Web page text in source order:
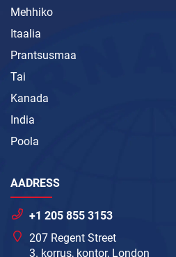
Mehhiko
Itaalia
Prantsusmaa
Tai
Kanada
India
Poola
AADRESS
+1 205 855 3153
207 Regent Street
3. korrus, kontor, London